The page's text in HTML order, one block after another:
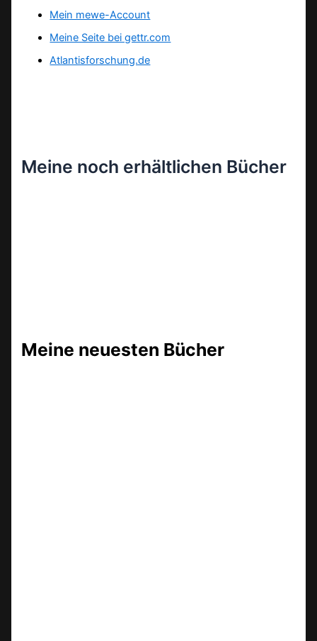
Mein mewe-Account
Meine Seite bei gettr.com
Atlantisforschung.de
Meine noch erhältlichen Bücher
Meine neuesten Bücher